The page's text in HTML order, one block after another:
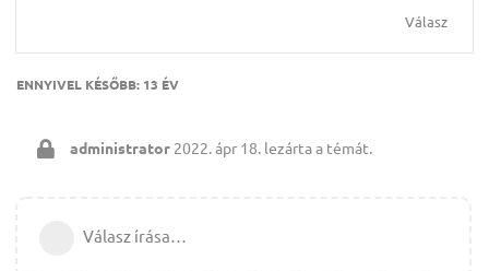
Válasz
ENNYIVEL KÉSŐBB: 13 ÉV
administrator 2022. ápr 18. lezárta a témát.
Válasz írása…